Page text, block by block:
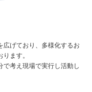
広げており、多様化するお
ます。
で考え現場で実行し活動し